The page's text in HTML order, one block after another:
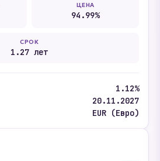
ЦЕНА
94.99%
СРОК
1.27 лет
1.12%
20.11.2027
EUR (Евро)